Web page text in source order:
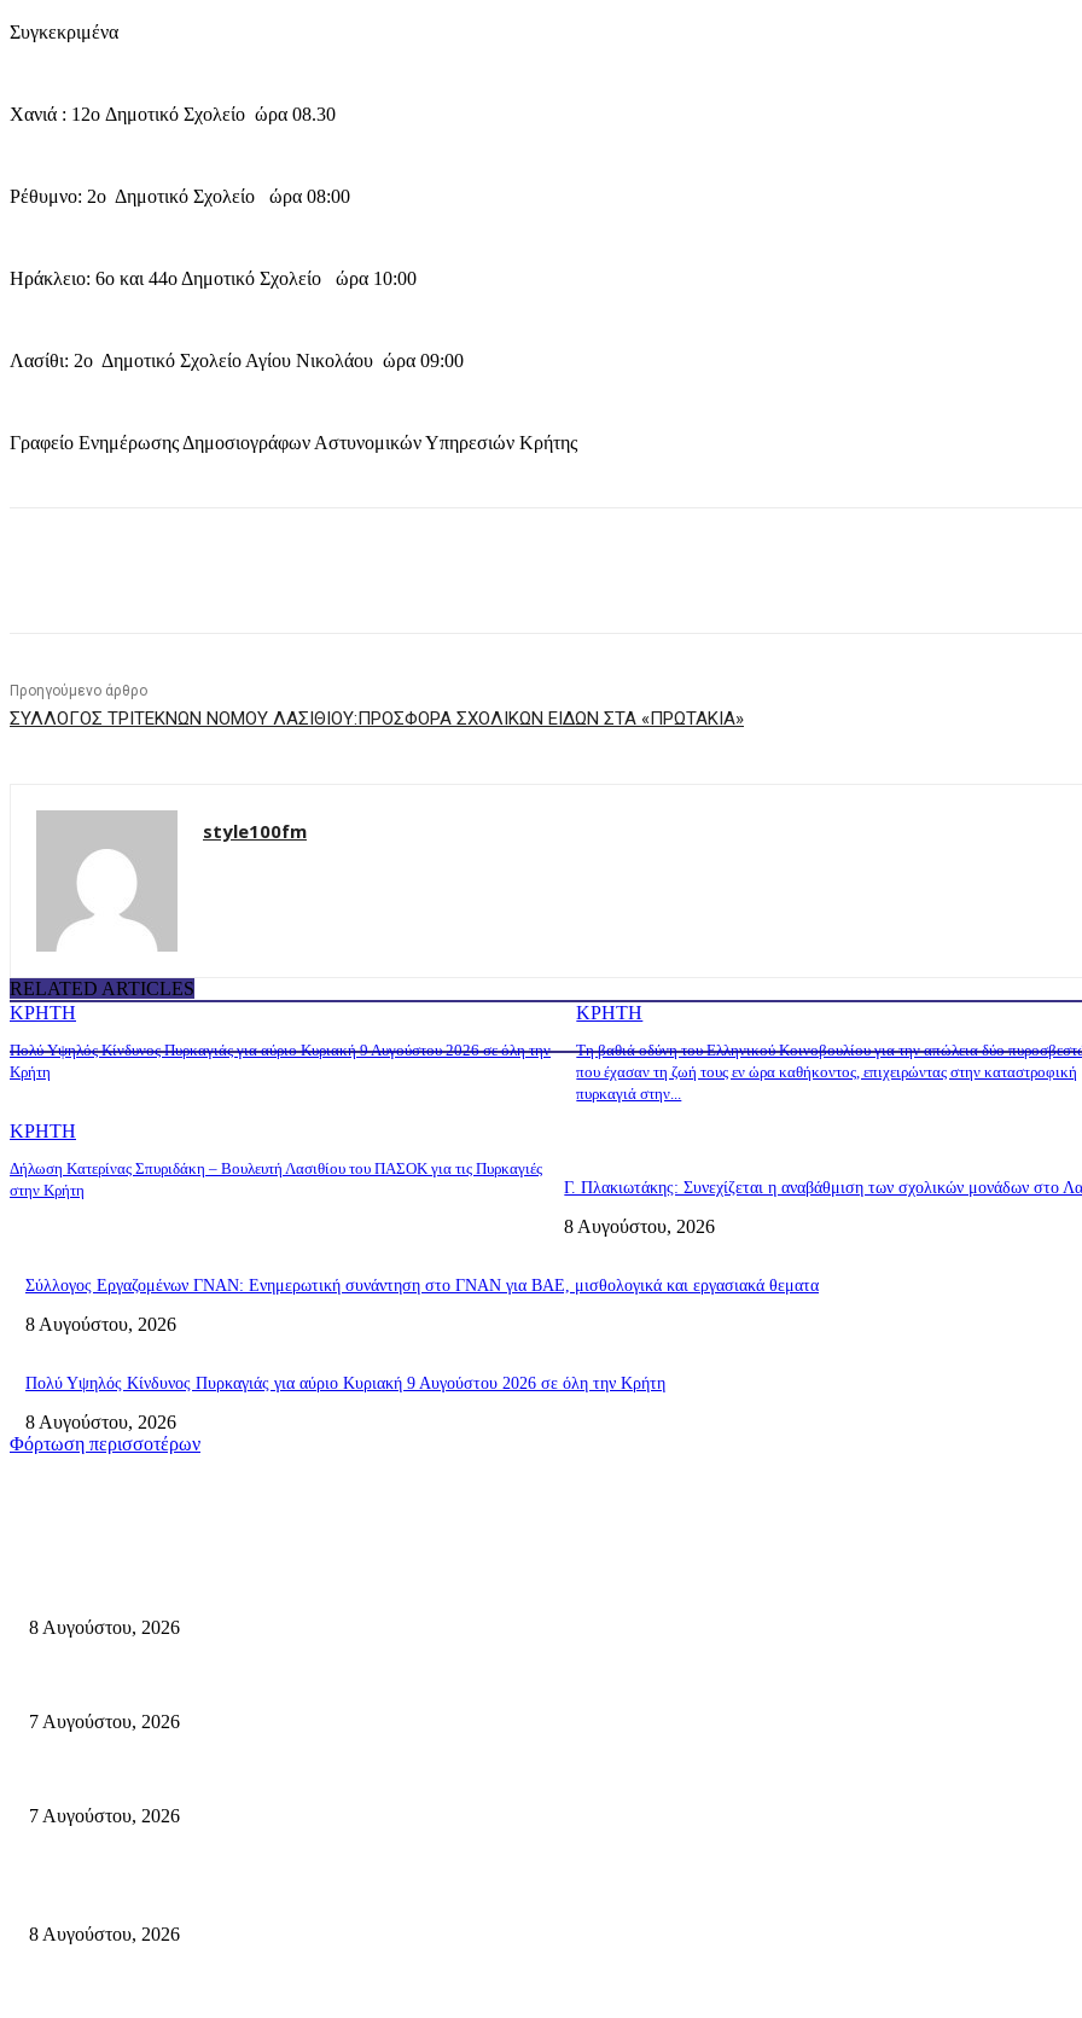
Συγκεκριμένα
Χανιά : 12o Δημοτικό Σχολείο ώρα 08.30
Ρέθυμνο: 2ο Δημοτικό Σχολείο ώρα 08:00
Ηράκλειο: 6ο και 44ο Δημοτικό Σχολείο ώρα 10:00
Λασίθι: 2ο Δημοτικό Σχολείο Αγίου Νικολάου ώρα 09:00
Γραφείο Ενημέρωσης Δημοσιογράφων Αστυνομικών Υπηρεσιών Κρήτης
Προηγούμενο άρθρο
ΣΥΛΛΟΓΟΣ ΤΡΙΤΕΚΝΩΝ ΝΟΜΟΥ ΛΑΣΙΘΙΟΥ:ΠΡΟΣΦΟΡΑ ΣΧΟΛΙΚΩΝ ΕΙΔΩΝ ΣΤΑ «ΠΡΩΤΑΚΙΑ»
style100fm
RELATED ARTICLES
ΚΡΗΤΗ
Πολύ Υψηλός Κίνδυνος Πυρκαγιάς για αύριο Κυριακή 9 Αυγούστου 2026 σε όλη την
Κρήτη
ΚΡΗΤΗ
Τη βαθιά οδύνη του Ελληνικού Κοινοβουλίου για την απώλεια δύο
που έχασαν τη ζωή τους εν ώρα καθήκοντος, επιχειρώντας στην καταστροφική
πυρκαγιά στην...
ΚΡΗΤΗ
Δήλωση Κατερίνας Σπυριδάκη – Βουλευτή Λασιθίου του ΠΑΣΟΚ για τις Πυρκαγιές
στην Κρήτη
Γ. Πλακιωτάκης: Συνεχίζεται η αναβάθμιση των σχολικών μονάδων στο
8 Αυγούστου, 2026
Σύλλογος Εργαζομένων ΓΝΑΝ: Ενημερωτική συνάντηση στο ΓΝΑΝ για ΒΑΕ, μισθολογικά και εργασιακά θεματα
8 Αυγούστου, 2026
Πολύ Υψηλός Κίνδυνος Πυρκαγιάς για αύριο Κυριακή 9 Αυγούστου 2026 σε όλη την Κρήτη
8 Αυγούστου, 2026
Φόρτωση περισσοτέρων
8 Αυγούστου, 2026
7 Αυγούστου, 2026
7 Αυγούστου, 2026
8 Αυγούστου, 2026